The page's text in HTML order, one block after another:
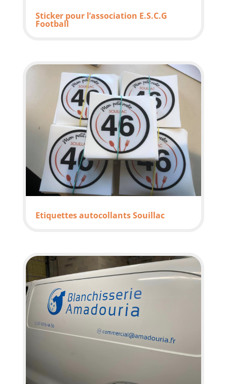
Sticker pour l’association E.S.C.G
Football
Etiquettes autocollants Souillac